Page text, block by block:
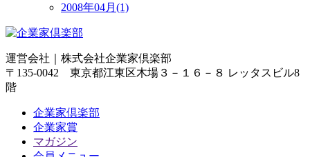
2008年04月(1)
運営会社｜ 株式会社企業家倶楽部
〒135-0042 東京都江東区木場３－１６－８ レッタスビル8
階
企業家倶楽部
企業家賞
マガジン